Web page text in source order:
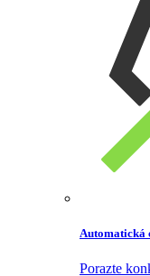
Automatická
Porazte